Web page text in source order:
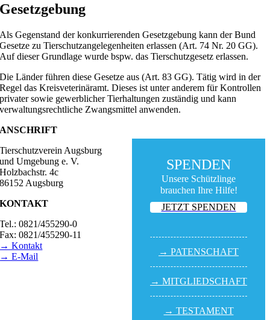
Gesetzgebung
Als Gegenstand der konkurrierenden Gesetzgebung kann der Bund
Gesetze zu Tierschutzangelegenheiten erlassen (Art. 74 Nr. 20 GG).
Auf dieser Grundlage wurde bspw. das Tierschutzgesetz erlassen.
Die Länder führen diese Gesetze aus (Art. 83 GG). Tätig wird in der
Regel das Kreisveterinäramt. Dieses ist unter anderem für Kontrollen
privater sowie gewerblicher Tierhaltungen zuständig und kann
verwaltungsrechtliche Zwangsmittel anwenden.
SPENDEN
Unsere Schützlinge
brauchen Ihre Hilfe!
JETZT SPENDEN
→ PATEN­SCHAFT
→ MITGLIED­SCHAFT
→ TESTA­MENT
ANSCHRIFT
Tierschutzverein Augsburg
und Umgebung e. V.
Holzbachstr. 4c
86152 Augsburg
KONTAKT
Tel.: 0821/455290-0
Fax: 0821/455290-11
→ Kontakt
→ E-Mail